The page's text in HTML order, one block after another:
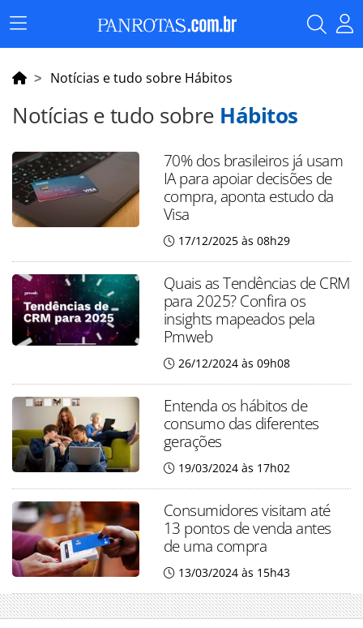
Menu
Principal
Notícias e tudo sobre Hábitos
Notícias e tudo sobre Hábitos
70% dos brasileiros já usam
IA para apoiar decisões de
compra, aponta estudo da
Visa
17/12/2025 às 08h29
Quais as Tendências de CRM
para 2025? Confira os
insights mapeados pela
Pmweb
26/12/2024 às 09h08
Entenda os hábitos de
consumo das diferentes
gerações
19/03/2024 às 17h02
Consumidores visitam até
13 pontos de venda antes
de uma compra
13/03/2024 às 15h43